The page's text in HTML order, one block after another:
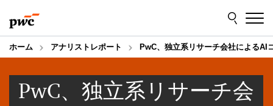
to
content
to
footer
ホーム アナリストレポート PwC、独立系リサーチ会社によるAI
PwC、独立系リサーチ会